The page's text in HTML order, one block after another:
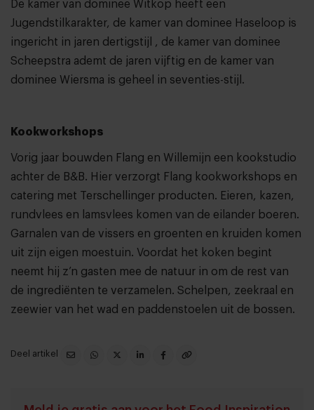
De kamer van dominee Witkop heeft een
Jugendstilkarakter, de kamer van dominee Haseloop is
ingericht in jaren dertigstijl , de kamer van dominee
Scheepstra ademt de jaren vijftig en de kamer van
dominee Wiersma is geheel in seventies-stijl.
Kookworkshops
Vorig jaar bouwden Flang en Willemijn een kookstudio
achter de B&B. Hier verzorgt Flang kookworkshops en
catering met Terschellinger producten. Eieren, kazen,
rundvlees en lamsvlees komen van de eilander boeren.
Garnalen van de vissers en groenten en kruiden komen
uit zijn eigen moestuin. Voordat het koken begint
neemt hij z’n gasten mee de natuur in om de rest van
de ingrediënten te verzamelen. Schelpen, zeekraal en
zeewier van het wad en paddenstoelen uit de bossen.
Deel artikel